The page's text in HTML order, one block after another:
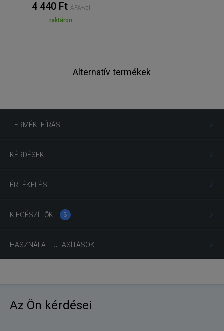
4 440 Ft ÁFA-val
raktáron
Alternatív termékek
TERMÉKLEÍRÁS
KÉRDÉSEK
ÉRTÉKELÉS
KIEGÉSZÍTŐK 3
HASZNÁLATI UTASÍTÁSOK
Az Ön kérdései